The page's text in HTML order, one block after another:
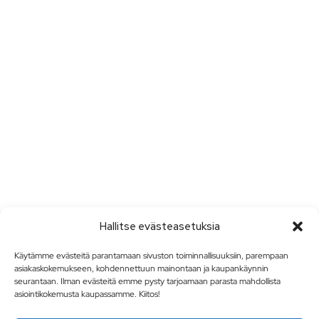
Hallitse evästeasetuksia
Käytämme evästeitä parantamaan sivuston toiminnallisuuksiin, parempaan
asiakaskokemukseen, kohdennettuun mainontaan ja kaupankäynnin
seurantaan. Ilman evästeitä emme pysty tarjoamaan parasta mahdollista
asiointikokemusta kaupassamme. Kiitos!